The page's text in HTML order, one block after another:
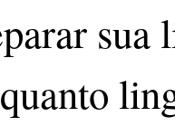
sua